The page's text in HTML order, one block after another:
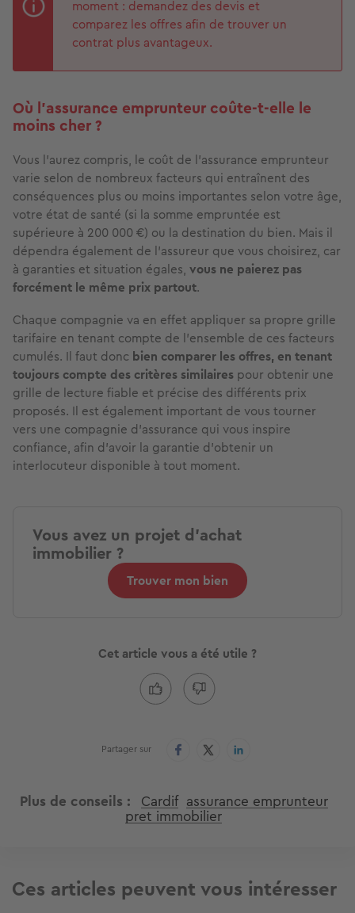
moment : demandez des devis et
comparez les offres afin de trouver un
contrat plus avantageux.
Où l’assurance emprunteur coûte-t-elle le
moins cher ?
Vous l’aurez compris, le coût de l’assurance emprunteur
varie selon de nombreux facteurs qui entraînent des
conséquences plus ou moins importantes selon votre âge,
votre état de santé (si la somme empruntée est
supérieure à 200 000 €) ou la destination du bien. Mais il
dépendra également de l'assureur que vous choisirez, car
à garanties et situation égales, vous ne paierez pas
forcément le même prix partout.
Chaque compagnie va en effet appliquer sa propre grille
tarifaire en tenant compte de l’ensemble de ces facteurs
cumulés. Il faut donc bien comparer les offres, en tenant
toujours compte des critères similaires pour obtenir une
grille de lecture fiable et précise des différents prix
proposés. Il est également important de vous tourner
vers une compagnie d’assurance qui vous inspire
confiance, afin d’avoir la garantie d’obtenir un
interlocuteur disponible à tout moment.
Vous avez un projet d'achat
immobilier ?
Trouver mon bien
Cet article vous a été utile ?
Partager sur
Plus de conseils Cardif assurance emprunteur
pret immobilier
Ces articles peuvent vous intéresser